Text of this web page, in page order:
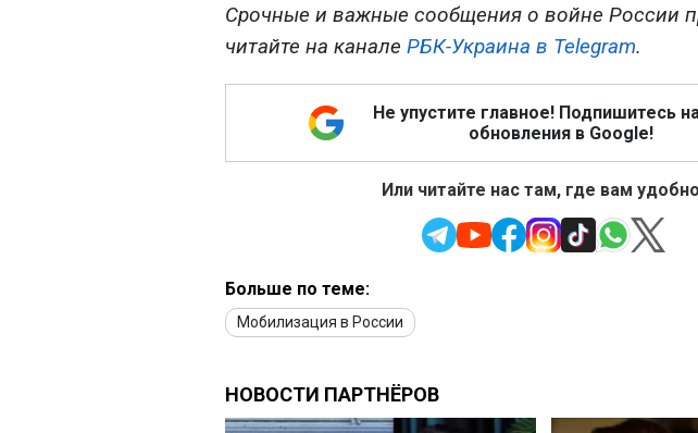
Срочные и важные сообщения о войне России
читайте на канале РБК-Украина в Telegram.
Не упустите главное! Подпишитесь
обновления в Google!
Или читайте нас там, где вам
Больше по теме:
Мобилизация в России